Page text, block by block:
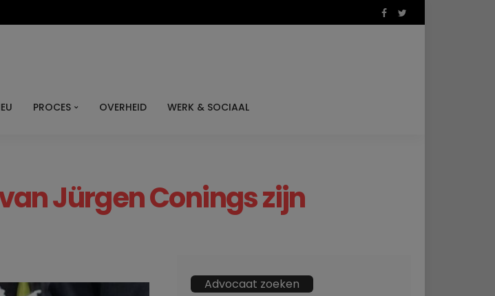
PROCES OVERHEID WERK & SOCIAAL
Jürgen Conings zijn
Advocaat zoeken